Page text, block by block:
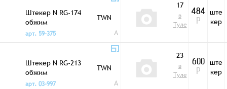
Штекер N RG-174
обжим
TWN
арт. 59-375
A
17
в
Туле
484
Р
ште
кер
Штекер N RG-213
обжим
TWN
арт. 03-997
A
23
в
Туле
600
Р
ште
кер